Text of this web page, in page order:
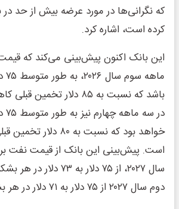
که نگرانی‌ها در مورد عرضه بیش از حد در
کرده است، اشاره کرد.
این بانک اکنون پیش‌بینی می‌کند که
باشد که نسبت به ۸۵ دلار
خواهد بود که نسبت به ۸۰
است. پیش‌بینی این بانک از قیمت نفت
سال ۲۰۲۷، از ۷۵ دلار به
دوم سال ۲۰۲۷ از ۷۵ دلار به ۷۱ دلار در هر بشکه بازبینی شد.